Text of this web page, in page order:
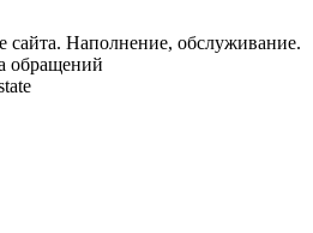
сайта. Наполнение, обслуживание.
обращений